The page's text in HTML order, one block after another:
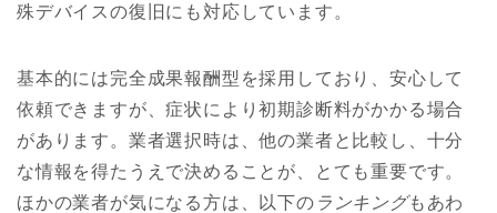
殊デバイスの復旧にも対応しています。
基本的には完全成果報酬型を採用しており、安心して
依頼できますが、症状により初期診断料がかかる場合
があります。業者選択時は、他の業者と比較し、十分
な情報を得たうえで決めることが、とても重要です。
ほかの業者が気になる方は、以下の ランキングもあわ